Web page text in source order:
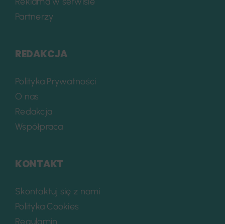
Partnerzy
REDAKCJA
Polityka Prywatności
O nas
Redakcja
Współpraca
KONTAKT
Skontaktuj się z nami
Polityka Cookies
Regulamin